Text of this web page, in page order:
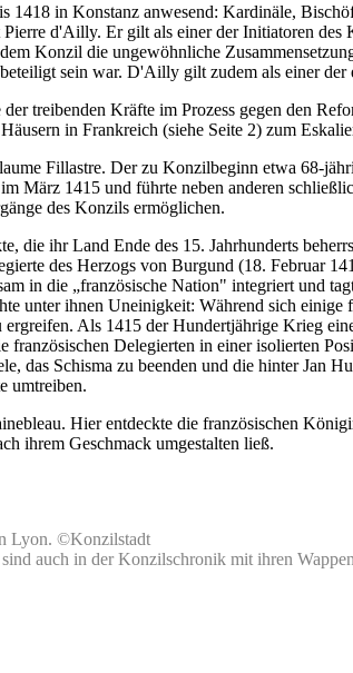
in Konstanz anwesend: Kardinäle,
d'Ailly. Er gilt als einer der Initiatoren
Konzil die ungewöhnliche
sein war. D'Ailly gilt zudem als einer
treibenden Kräfte im Prozess gegen den
in Frankreich (siehe Seite 2) zum
Fillastre. Der zu Konzilbeginn etwa 68-
März 1415 und führte neben anderen
des Konzils ermöglichen.
ihr Land Ende des 15. Jahrhunderts
des Herzogs von Burgund (18. Februar
in die „französische Nation" integriert und
unter ihnen Uneinigkeit: Während sich
Als 1415 der Hundertjährige Krieg
Delegierten in einer isolierten
das Schisma zu beenden und die hinter Jan
umtreiben.
Hier entdeckte die französischen
ihrem Geschmack umgestalten ließ.
Lyon. ©Konzilstadt
auch in der Konzilschronik mit ihren